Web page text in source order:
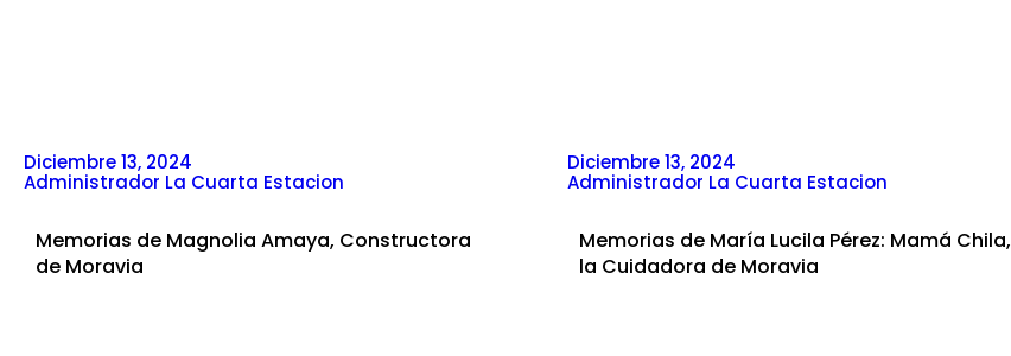
Diciembre 13, 2024
Administrador La Cuarta Estacion
Memorias de Magnolia Amaya, Constructora
de Moravia
Diciembre 13, 2024
Administrador La Cuarta Estacion
Memorias de María Lucila Pérez: Mamá Chila,
la Cuidadora de Moravia